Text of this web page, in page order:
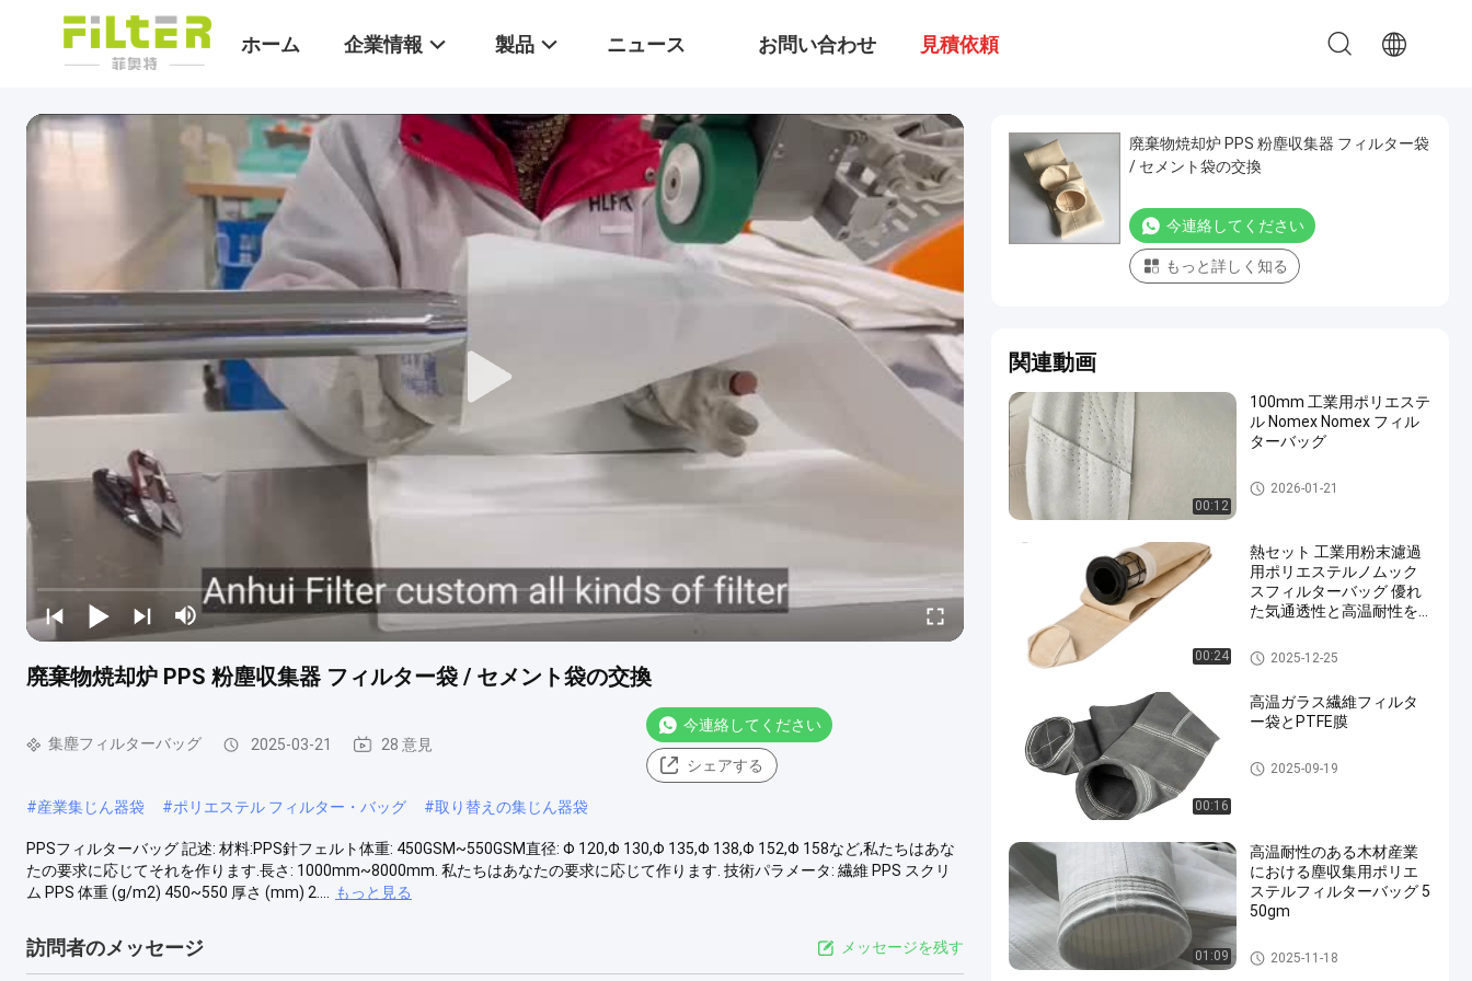
ホーム 企業情報 製品 ニュース お問い合わせ 見積依頼
廃棄物焼却炉 PPS 粉塵収集器 フィルター袋 / セメント袋の交換
集塵フィルターバッグ 2025-03-21 28 意見
今連絡してください
シェアする
#産業集じん器袋 #ポリエステル フィルター・バッグ #取り替えの集じん器袋
PPSフィルターバッグ 記述: 材料:PPS針フェルト体重: 450GSM~550GSM直径: Φ 120,Φ 130,Φ 135,Φ 138,Φ 152,Φ 158など,私たちはあな
たの要求に応じてそれを作ります.長さ: 1000mm~8000mm. 私たちはあなたの要求に応じて作ります. 技術パラメータ: 繊維 PPS スクリ
ム PPS 体重 (g/m2) 450~550 厚さ (mm) 2....
もっと見る
訪問者のメッセージ メッセージを残す
廃棄物焼却炉 PPS 粉塵収集器 フィルター袋
/ セメント袋の交換
今連絡してください
もっと詳しく知る
関連動画
00:12
100mm 工業用ポリエステ
ル Nomex Nomex フィル
ターバッグ
高温フィルター袋
2026-01-21
00:24
熱セット 工業用粉末濾過
用ポリエステルノムック
スフィルターバッグ 優れ
た気通透性と高温耐性を
集塵フィルターバッグ
2025-12-25
00:16
高温ガラス繊維フィルタ
ー袋とPTFE膜
ガラス繊維フィルター袋
2025-09-19
01:09
高温耐性のある木材産業
における塵収集用ポリエ
ステルフィルターバッグ 5
50gm
ポリエステル フィルター・バ
ッグ
2025-11-18